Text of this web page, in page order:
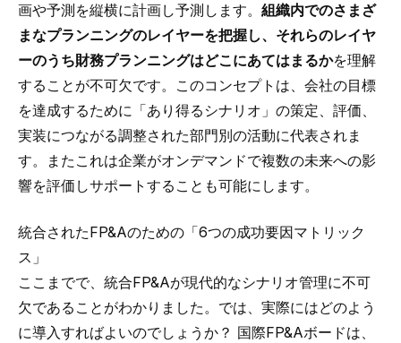
画や予測を縦横に計画し予測します。 組織内でのさまざ
まなプランニングのレイヤーを把握し、それらのレイヤ
ーのうち財務プランニングはどこにあてはまるかを理解
することが不可欠です。このコンセプトは、会社の目標
を達成するために「あり得るシナリオ」の策定、評価、
実装につながる調整された部門別の活動に代表されま
す。またこれは企業がオンデマンドで複数の未来への影
響を評価しサポートすることも可能にします。
統合されたFP&Aのための「6つの成功要因マトリック
ス」
ここまでで、統合FP&Aが現代的なシナリオ管理に不可
欠であることがわかりました。では、実際にはどのよう
に導入すればよいのでしょうか？ 国際FP&Aボードは、